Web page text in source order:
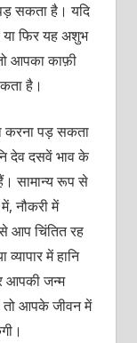
सकता है। यदि
फिर यह अशुभ
आपका काफ़ी
है।
करना पड़ सकता
देव दसवें भाव के
सामान्य रूप से
नौकरी में
आप चिंतित रह
में हानि
आपकी जन्म
तो आपके जीवन में